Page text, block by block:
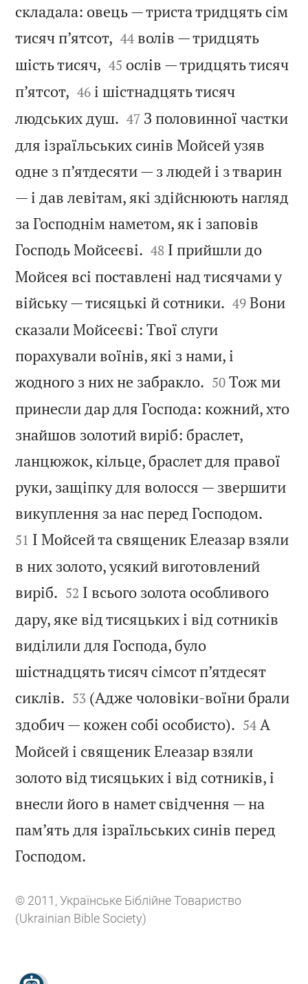
складала: овець — триста тридцять сім
тисяч п’ятсот, 

44 волів — тридцять
шість тисяч, 

45 ослів — тридцять тисяч
п’ятсот, 

46 і шістнадцять тисяч
людських душ. 

47 З половинної частки
для ізраїльських синів Мойсей узяв
одне з п’ятдесяти — з людей і з тварин
— і дав левітам, які здійснюють нагляд
за Господнім наметом, як і заповів
Господь Мойсеєві. 

48 І прийшли до
Мойсея всі поставлені над тисячами у
війську — тисяцькі й сотники. 

49 Вони
сказали Мойсеєві: Твої слуги
порахували воїнів, які з нами, і
жодного з них не забракло. 

50 Тож ми
принесли дар для Господа: кожний, хто
знайшов золотий виріб: браслет,
ланцюжок, кільце, браслет для правої
руки, защіпку для волосся — звершити
викуплення за нас перед Господом.
51 І Мойсей та священик Елеазар взяли
в них золото, усякий виготовлений
виріб. 

52 І всього золота особливого
дару, яке від тисяцьких і від сотників
виділили для Господа, було
шістнадцять тисяч сімсот п’ятдесят
сиклів. 

53 (Адже чоловіки-воїни брали
здобич — кожен собі особисто). 

54 А
Мойсей і священик Елеазар взяли
золото від тисяцьких і від сотників, і
внесли його в намет свідчення — на
пам’ять для ізраїльських синів перед
Господом.
© 2011, Українське Біблійне Товариство
(Ukrainian Bible Society)